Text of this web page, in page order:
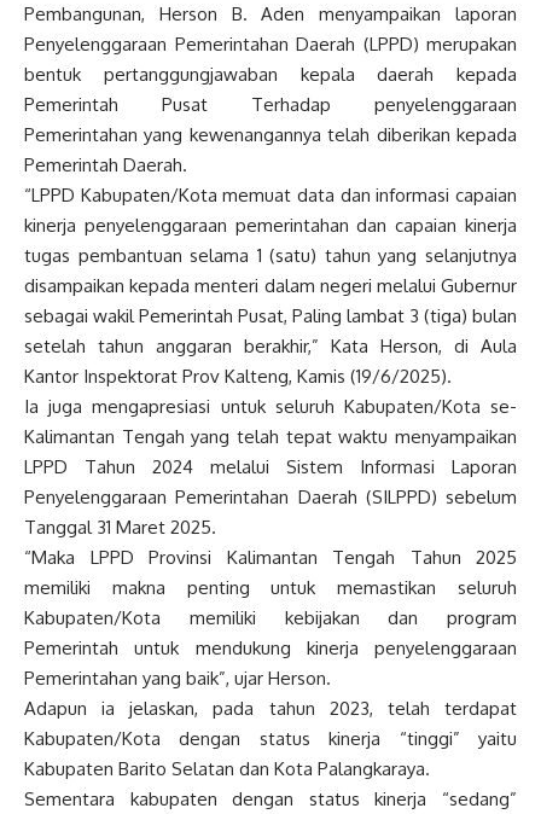
Pembangunan, Herson B. Aden menyampaikan laporan
Penyelenggaraan Pemerintahan Daerah (LPPD) merupakan
bentuk pertanggungjawaban kepala daerah kepada
Pemerintah Pusat Terhadap penyelenggaraan
Pemerintahan yang kewenangannya telah diberikan kepada
Pemerintah Daerah.
“LPPD Kabupaten/Kota memuat data dan informasi capaian
kinerja penyelenggaraan pemerintahan dan capaian kinerja
tugas pembantuan selama 1 (satu) tahun yang selanjutnya
disampaikan kepada menteri dalam negeri melalui Gubernur
sebagai wakil Pemerintah Pusat, Paling lambat 3 (tiga) bulan
setelah tahun anggaran berakhir,” Kata Herson, di Aula
Kantor Inspektorat Prov Kalteng, Kamis (19/6/2025).
Ia juga mengapresiasi untuk seluruh Kabupaten/Kota se-
Kalimantan Tengah yang telah tepat waktu menyampaikan
LPPD Tahun 2024 melalui Sistem Informasi Laporan
Penyelenggaraan Pemerintahan Daerah (SILPPD) sebelum
Tanggal 31 Maret 2025.
“Maka LPPD Provinsi Kalimantan Tengah Tahun 2025
memiliki makna penting untuk memastikan seluruh
Kabupaten/Kota memiliki kebijakan dan program
Pemerintah untuk mendukung kinerja penyelenggaraan
Pemerintahan yang baik”, ujar Herson.
Adapun ia jelaskan, pada tahun 2023, telah terdapat
Kabupaten/Kota dengan status kinerja “tinggi” yaitu
Kabupaten Barito Selatan dan Kota Palangkaraya.
Sementara kabupaten dengan status kinerja “sedang”